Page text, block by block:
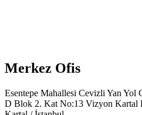
Merkez Ofis
Esentepe Mahallesi Cevizli Yan Yol
D Blok 2. Kat No:13 Vizyon Kartal